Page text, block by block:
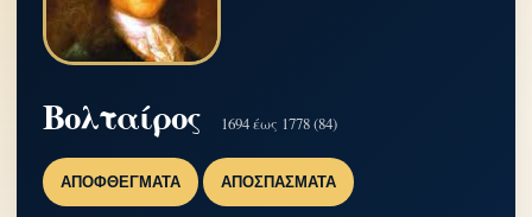
Βολταίρος 1694 έως 1778 (84)
ΑΠΟΦΘΈΓΜΑΤΑ ΑΠΟΣΠΆΣΜΑΤΑ